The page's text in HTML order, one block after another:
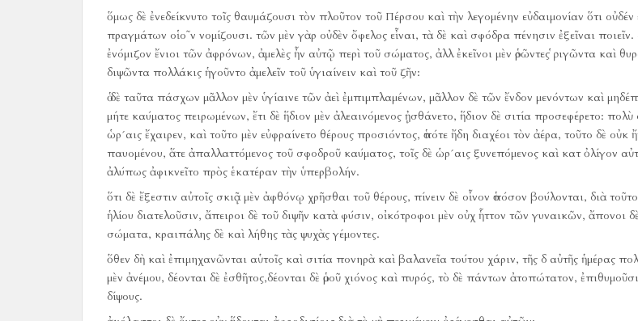
ὅμως δὲ ἐνεδείκνυτο τοῖς θαυμάζουσι τὸν πλοῦτον τοῦ Πέρσου καὶ τὴν λεγομένην εὐδαιμονίαν ὅτι οὐδέν
πραγμάτων οἱο῀ν νομίζουσι. τῶν μὲν γὰρ οὐδὲν ὄφελος εἶναι, τὰ δὲ καὶ σφόδρα πένησιν ἐξεῖναι ποιεῖν.
ἐνόμιζον ἔνιοι τῶν ἀφρόνων, ἀμελὲς ἦν αὐτῷ περὶ τοῦ σώματος, ἀλλ ἐκεῖνοι μὲν ὁρῶντες ῥιγῶντα καὶ
διψῶντα πολλάκις ἡγοῦντο ἀμελεῖν τοῦ ὑγιαίνειν καὶ τοῦ ζῆν:
ὁ δὲ ταῦτα πάσχων μᾶλλον μὲν ὑγίαινε τῶν ἀεὶ ἐμπιμπλαμένων, μᾶλλον δὲ τῶν ἔνδον μενόντων καὶ
μήτε καύματος πειρωμένων, ἔτι δὲ ἥδιον μὲν ἀλεαινόμενος ᾐσθάνετο, ἥδιον δὲ σιτία προσεφέρετο: πολὺ
ὡρ´αις ἔχαιρεν, καὶ τοῦτο μὲν εὐφραίνετο θέρους προσιόντος, ὁπότε ἤδη διαχέοι τὸν ἀέρα, τοῦτο δὲ οὐκ
παυομένου, ἅτε ἀπαλλαττόμενος τοῦ σφοδροῦ καύματος, τοῖς δὲ ὡρ´αις ξυνεπόμενος καὶ κατ ὀλίγον
ἀλύπως ἀφικνεῖτο πρὸς ἑκατέραν τὴν ὑπερβολήν.
ὅτι δὲ ἔξεστιν αὐτοῖς σκιᾷ μὲν ἀφθόνῳ χρῆσθαι τοῦ θέρους, πίνειν δὲ οἶνον ὁπόσον βούλονται, διὰ
ἡλίου διατελοῦσιν, ἄπειροι δὲ τοῦ διψῆν κατὰ φύσιν, οἰκότροφοι μὲν οὐχ ἧττον τῶν γυναικῶν, ἄπονοι
σώματα, κραιπάλης δὲ καὶ λήθης τὰς ψυχὰς γέμοντες.
ὅθεν δὴ καὶ ἐπιμηχανῶνται αὑτοῖς καὶ σιτία πονηρὰ καὶ βαλανεῖα τούτου χάριν, τῆς δ αὐτῆς ἡμέρας
μὲν ἀνέμου, δέονται δὲ ἐσθῆτος,δέονται δὲ ὁμοῦ χιόνος καὶ πυρός, τὸ δὲ πάντων ἀτοπώτατον,
δίψους.